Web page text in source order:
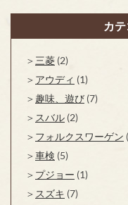
カ
三菱 (2)
アウディ (1)
趣味、遊び (7)
スバル (2)
フォルクスワーゲン
車検 (5)
プジョー (1)
スズキ (7)